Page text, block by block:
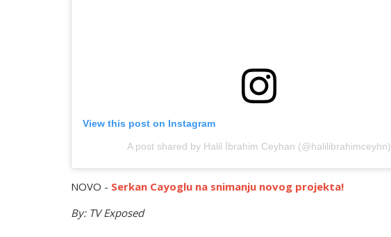
View this post on Instagram
A post shared by Halil İbrahim Ceyhan (@halilibrahimceyhn)
NOVO - Serkan Cayoglu na snimanju novog projekta!
By: TV Exposed